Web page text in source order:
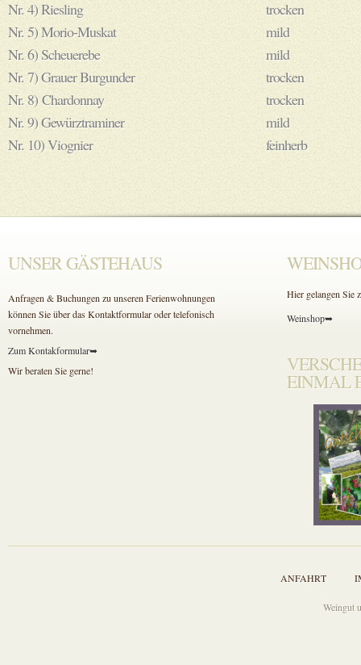
Nr. 4) Riesling
Nr. 5) Morio-Muskat
Nr. 6) Scheuerebe
Nr. 7) Grauer Burgunder
Nr. 8) Chardonnay
Nr. 9) Gewürztraminer
Nr. 10) Viognier
trocken
mild
mild
trocken
trocken
mild
feinherb
UNSER GÄSTEHAUS
Anfragen & Buchungen zu unseren Ferienwohnungen
können Sie über das Kontaktformular oder telefonisch
vornehmen.
Zum Kontakformular➥
Wir beraten Sie gerne!
Hier gelangen Sie
Weinshop➥
EINMAL
ANFAHRT
Weingut